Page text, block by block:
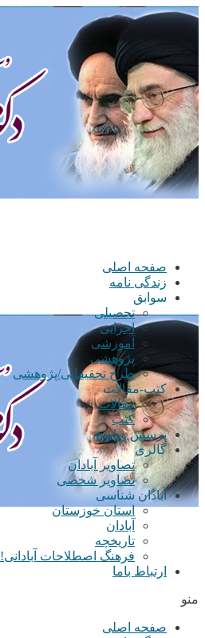
صفحه اصلی
زندگی نامه
سوابق
تحصیلی
اجرایی
آموزشی
پژوهشی
طرح تحقیقاتی/پژوهشی
کتب-مقالات
مقالات
کتب
پرسش وپاسخ
گالری
تصاویر آبادان
تصاویر شخصی
آبادان شناسی
استان خوزستان
آبادان
تاریخچه
فرهنگ اصطلاحات آبادانی!
ارتباط باما
منو
صفحه اصلی